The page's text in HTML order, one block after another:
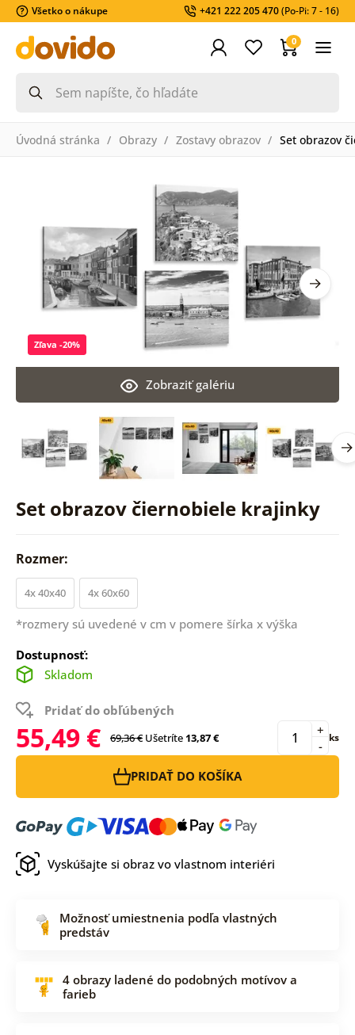
Všetko o nákupe +421 222 205 470(Po-Pi: 7 - 16)
0
Úvodná stránka Obrazy Zostavy obrazov Set obrazov
Set obrazov čiernobiele krajinky
Zobraziť galériu
Zľava -20%
Rozmer:
4x 40x40 4x 60x60
*rozmery sú uvedené v cm v pomere šírka x výška
Dostupnosť:
Skladom
Pridať do obľúbených
55,49 € 69,36 € Ušetríte13,87 € -
+ ks
PRIDAŤ DO KOŠÍKA
Vyskúšajte si obraz vo vlastnom interiéri
Možnosť umiestnenia podľa vlastných
predstáv
4 obrazy ladené do podobných motívov a
farieb